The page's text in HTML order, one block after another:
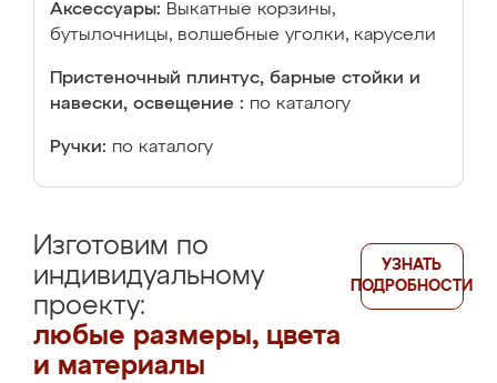
Аксессуары: Выкатные корзины,
бутылочницы, волшебные уголки, карусели
Пристеночный плинтус, барные стойки и
навески, освещение : по каталогу
Ручки: по каталогу
Изготовим по
индивидуальному
проекту:
любые размеры, цвета
и материалы
УЗНАТЬ
ПОДРОБНОСТИ